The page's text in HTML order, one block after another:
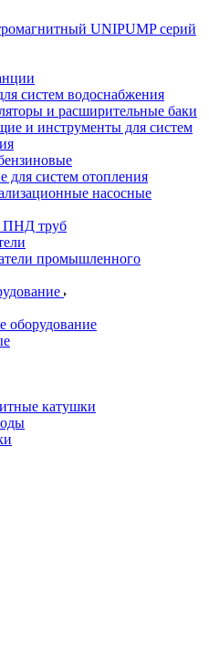
UNIPUMP серий
систем водоснабжения
и расширительные баки
и инструменты для систем
для систем отопления
насосные
ПНД труб
промышленного
оборудование
катушки